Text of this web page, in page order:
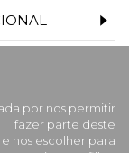
por nos permitir
fazer parte deste
nos escolher para